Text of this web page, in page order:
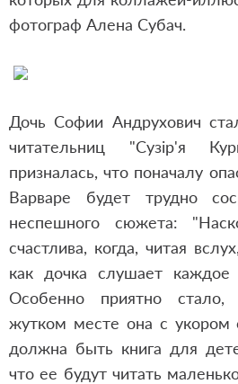
фотограф Алена Субач.
Дочь Софии Андрухович
читательниц "Сузір'я
призналась, что поначалу
Варваре будет трудно
неспешного сюжета:
счастлива, когда, читая
как дочка слушает каждое
Особенно приятно
жутком месте она с укором
должна быть книга для
что ее будут читать